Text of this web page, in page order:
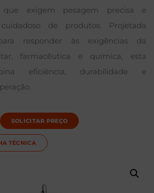
que exigem pesagem precisa e
de produtos. Projetada
responder às exigências da
farmacêutica e química, esta
eficiência, durabilidade e
SOLICITAR PREÇO
TÉCNICA